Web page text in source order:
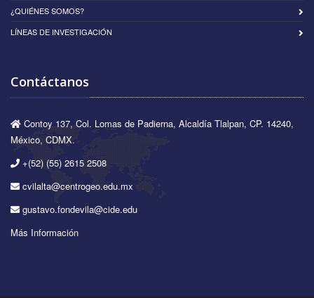
¿QUIÉNES SOMOS?
LÍNEAS DE INVESTIGACIÓN
Contáctanos
Contoy 137, Col. Lomas de Padierna, Alcaldía Tlalpan, CP. 14240,
México, CDMX.
+(52) (55) 2615 2508
cvilalta@centrogeo.edu.mx
gustavo.fondevila@cide.edu
Más Información